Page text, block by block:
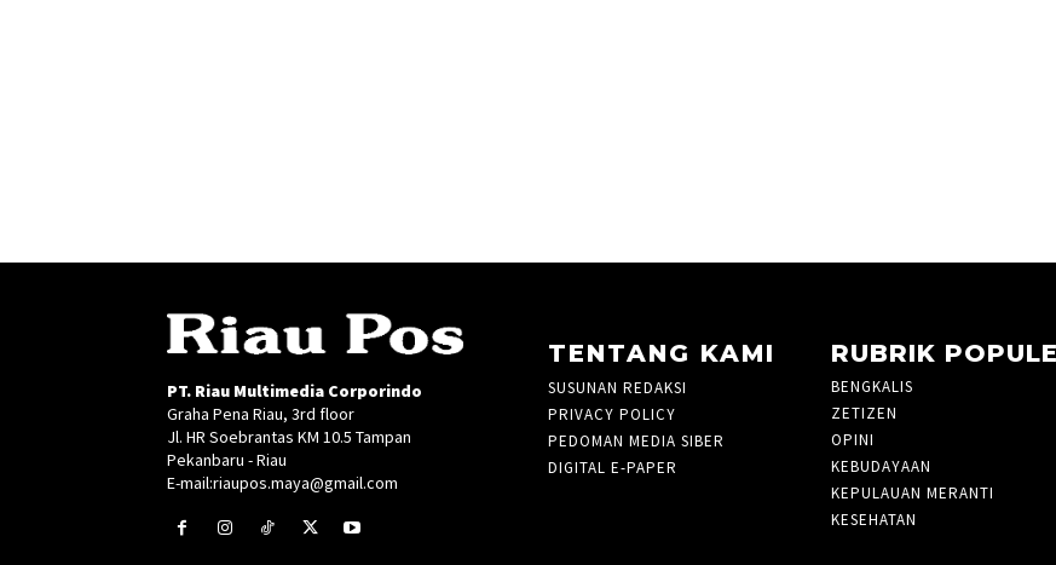
PT. Riau Multimedia Corporindo
Graha Pena Riau, 3rd floor
Jl. HR Soebrantas KM 10.5 Tampan
Pekanbaru - Riau
E-mail:riaupos.maya@gmail.com
TENTANG KAMI
SUSUNAN REDAKSI
PRIVACY POLICY
PEDOMAN MEDIA SIBER
DIGITAL E-PAPER
RUBRIK
BENGKALIS
ZETIZEN
OPINI
KEBUDAYAAN
KEPULAUAN MERANTI
KESEHATAN